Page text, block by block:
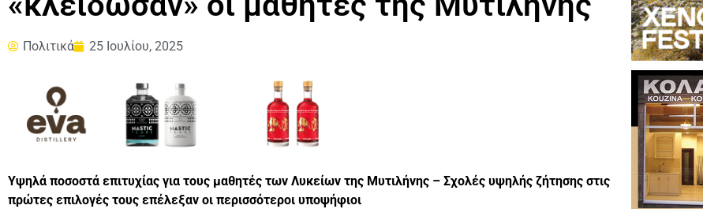
Πολιτικά 25 Ιουλίου, 2025
Υψηλά ποσοστά επιτυχίας για τους μαθητές των Λυκείων της Μυτιλήνης – Σχολές υψηλής ζήτησης στις
πρώτες επιλογές τους επέλεξαν οι περισσότεροι υποψήφιοι